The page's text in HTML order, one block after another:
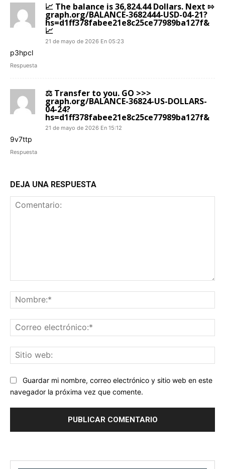
📈 The balance is 36,824.44 Dollars. Next ⇰
graph.org/BALANCE-3682444-USD-04-21?
hs=d1ff378fabee21e8c25ce77989ba127f&
📈
21 de mayo de 2026 En 05:23
p3hpcl
Respuesta
⚖ Transfer to you. GO >>>
graph.org/BALANCE-36824-US-DOLLARS-
04-24?
hs=d1ff378fabee21e8c25ce77989ba127f&
21 de mayo de 2026 En 15:12
9v7ttp
Respuesta
DEJA UNA RESPUESTA
Guardar mi nombre, correo electrónico y sitio web en este
navegador la próxima vez que comente.